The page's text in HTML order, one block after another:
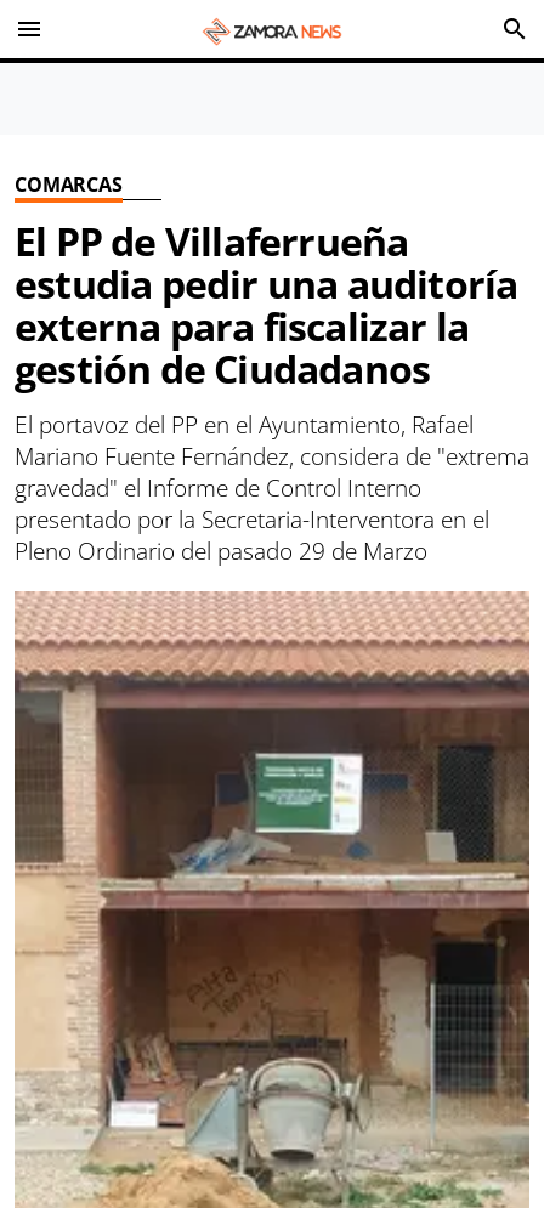
menu search
COMARCAS
El PP de Villaferrueña
estudia pedir una auditoría
externa para fiscalizar la
gestión de Ciudadanos
El portavoz del PP en el Ayuntamiento, Rafael
Mariano Fuente Fernández, considera de "extrema
gravedad" el Informe de Control Interno
presentado por la Secretaria-Interventora en el
Pleno Ordinario del pasado 29 de Marzo